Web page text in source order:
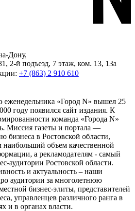
Дону,
2-й подъезд, 7 этаж, ком. 13, 13а
+7 (863) 2 910 610
еженедельника «Город N» вышел 25
году появился сайт издания. К
команда «Города N»
Миссия газеты и портала —
бизнеса в Ростовской области,
наибольший объем качественной
а рекламодателям - самый
аудитории Ростовской области.
и актуальность – наши
аудитории за многолетнюю
бизнес-элиты, представителей
управленцев различного ранга в
и в органах власти.